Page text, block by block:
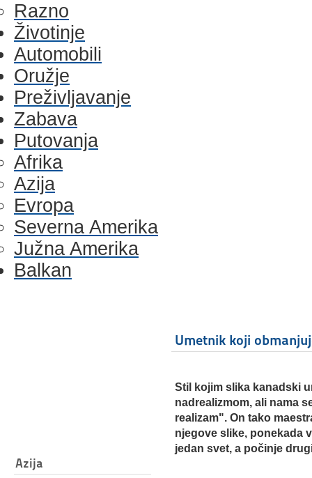
Razno
Životinje
Automobili
Oružje
Preživljavanje
Zabava
Putovanja
Afrika
Azija
Evropa
Severna Amerika
Južna Amerika
Balkan
Azija
Umetnik koji
Stil kojim slika kanadski
nadrealizmom, ali nama
realizam". On tako
njegove slike, ponekada
jedan svet, a počinje